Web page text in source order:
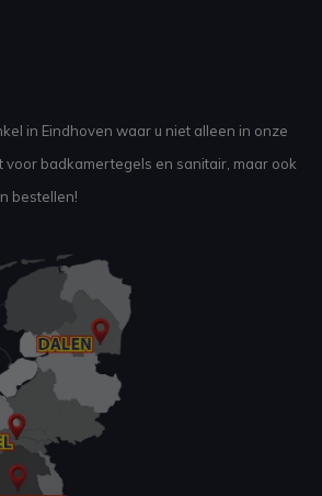
in Eindhoven waar u niet alleen in onze
voor badkamertegels en sanitair, maar ook
bestellen!